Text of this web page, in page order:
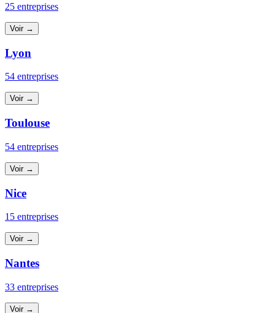
25 entreprises
Voir →
Lyon
54 entreprises
Voir →
Toulouse
54 entreprises
Voir →
Nice
15 entreprises
Voir →
Nantes
33 entreprises
Voir →